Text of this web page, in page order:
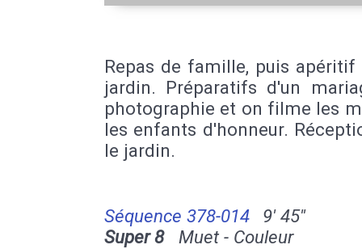
Repas de famille, puis apéritif
jardin. Préparatifs d'un
photographie et on filme les
les enfants d'honneur.
le jardin.
Séquence 378-014
9' 45''
Super 8Muet - Couleur